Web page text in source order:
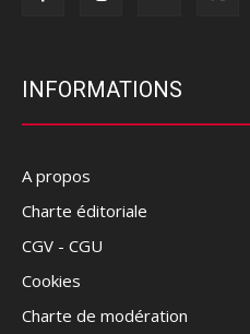
INFORMATIONS
A propos
Charte éditoriale
CGV - CGU
Cookies
Charte de modération